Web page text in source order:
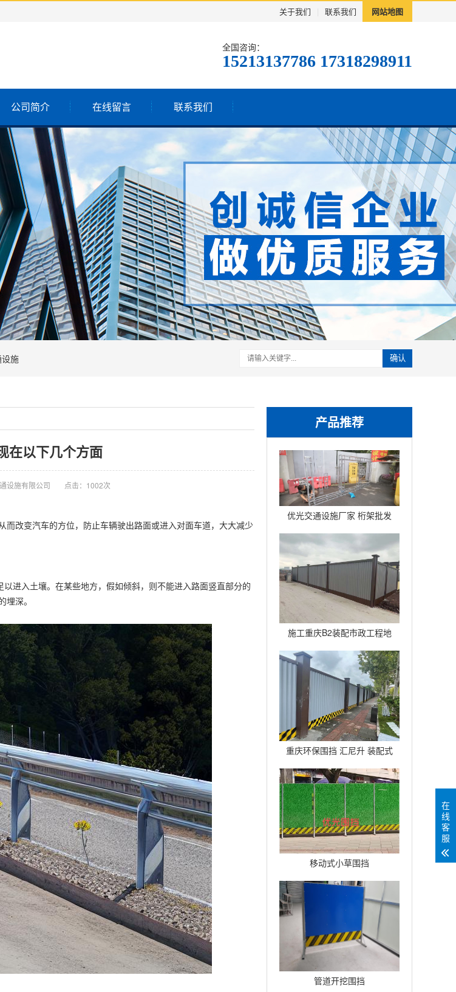
关于我们 联系我们 网站地图
全国咨询：
15213137786 17318298911
公司简介 在线留言 联系我们
施 确认
产品推荐
优光交通设施厂家 桁架批发
铝联杆球节折叠桁架铝合金
广告背景架
施工重庆B2装配市政工程地
铁围挡建筑道路临时护栏
重庆环保围挡 汇尼升 装配式
B2围挡生产厂家
移动式小草围挡
管道开挖围挡
在以下几个方面
设施有限公司 点击：1002次
改变汽车的方位，防止车辆驶出路面或进入对面车道，大大减少
进入土壤。在某些地方，假如倾斜，则不能进入路面竖直部分的
深。
在
线
客
服